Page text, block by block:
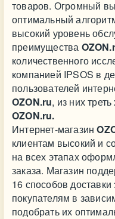
товаров. Огромный
оптимальный
высокий уровень
преимущества
количественного
компанией IPSOS в
пользователей
OZON.ru, из них
OZON.ru.
Интернет-магазин
клиентам высокий и
на всех этапах
заказа. Магазин
16 способов
покупателям в
подобрать их